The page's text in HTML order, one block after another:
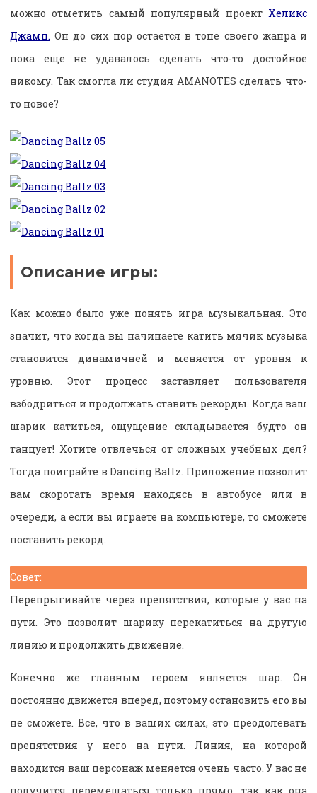
можно отметить самый популярный проект Хеликс
Джамп. Он до сих пор остается в топе своего жанра и
пока еще не удавалось сделать что-то достойное
никому. Так смогла ли студия AMANOTES сделать что-
то новое?
Описание игры:
Как можно было уже понять игра музыкальная. Это
значит, что когда вы начинаете катить мячик музыка
становится динамичней и меняется от уровня к
уровню. Этот процесс заставляет пользователя
взбодриться и продолжать ставить рекорды. Когда ваш
шарик катиться, ощущение складывается будто он
танцует! Хотите отвлечься от сложных учебных дел?
Тогда поиграйте в Dancing Ballz. Приложение позволит
вам скоротать время находясь в автобусе или в
очереди, а если вы играете на компьютере, то сможете
поставить рекорд.
Совет:
Перепрыгивайте через препятствия, которые у вас на
пути. Это позволит шарику перекатиться на другую
линию и продолжить движение.
Конечно же главным героем является шар. Он
постоянно движется вперед, поэтому остановить его вы
не сможете. Все, что в ваших силах, это преодолевать
препятствия у него на пути. Линия, на которой
находится ваш персонаж меняется очень часто. У вас не